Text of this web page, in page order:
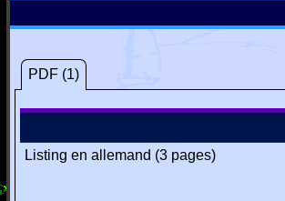
PDF (1)
Listing en allemand (3 pages)